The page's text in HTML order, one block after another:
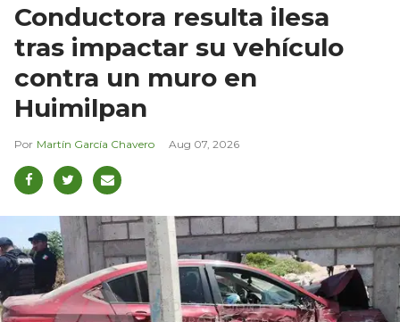
Conductora resulta ilesa
tras impactar su vehículo
contra un muro en
Huimilpan
Martín García Chavero Aug 07, 2026